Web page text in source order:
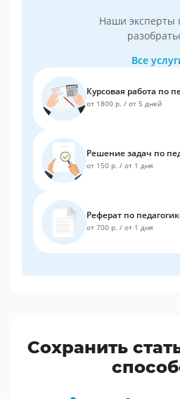
Наши эксперты
Все
Курсовая работа по
от 1800 р. / от 5 дней
Решение задач по
от 150 р. / от 1 дня
Реферат по
от 700 р. / от 1 дня
Сохранить